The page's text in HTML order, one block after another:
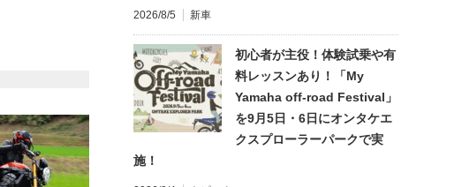
2026/8/5 新車
初心者が主役！体験試乗や有
料レッスンあり！「My
Yamaha off-road Festival」
を9月5日・6日にオンタケエ
クスプローラーパークで実
施！